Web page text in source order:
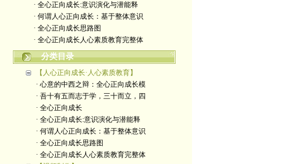
· 全心正向成长:意识演化与潜能释
· 何谓人心正向成长：基于整体意识
· 全心正向成长思路图
· 全心正向成长人心素质教育完整体
分类目录
【人心正向成长·人心素质教育】
· 心意的中西之辩：全心正向成长模
· 吾十有五而志于学，三十而立，四
· 全心正向成长
· 全心正向成长:意识演化与潜能释
· 何谓人心正向成长：基于整体意识
· 全心正向成长思路图
· 全心正向成长人心素质教育完整体